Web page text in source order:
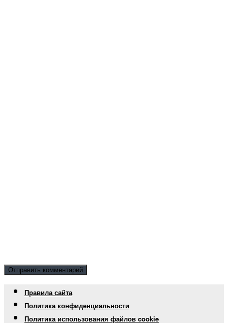
Правила сайта
Политика конфиденциальности
Политика использования файлов cookie